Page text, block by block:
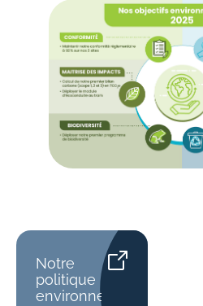
Notre
politique
environnementale